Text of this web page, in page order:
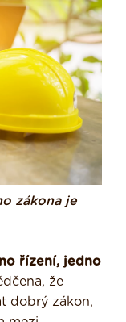
zákona je
řízení, jedno
že
dobrý zákon,